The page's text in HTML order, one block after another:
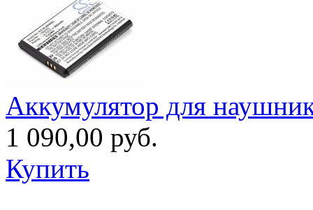
Аккумулятор для
1 090,00 руб.
Купить